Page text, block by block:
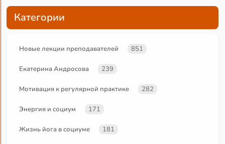
Категории
Новые лекции преподавателей 851
Екатерина Андросова 239
Мотивация к регулярной практике 282
Энергия и социум 171
Жизнь йога в социуме 181